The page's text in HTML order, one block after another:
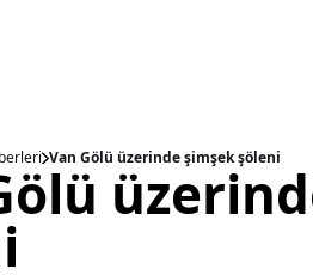
Van Gölü üzerinde şimşek şöleni